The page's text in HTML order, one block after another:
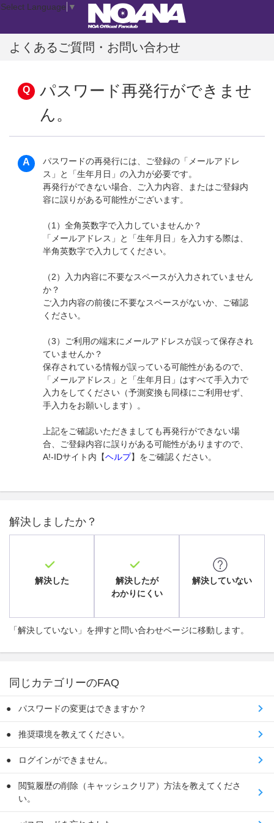
よくあるご質問・お問い合わせ
パスワード再発行ができませ
ん。
パスワードの再発行には、ご登録の「メールアドレ
ス」と「生年月日」の入力が必要です。
再発行ができない場合、ご入力内容、またはご登録内
容に誤りがある可能性がございます。
（1）全角英数字で入力していませんか？
「メールアドレス」と「生年月日」を入力する際は、
半角英数字で入力してください。
（2）入力内容に不要なスペースが入力されていません
か？
ご入力内容の前後に不要なスペースがないか、ご確認
ください。
（3）ご利用の端末にメールアドレスが誤って保存され
ていませんか？
保存されている情報が誤っている可能性があるので、
「メールアドレス」と「生年月日」はすべて手入力で
入力をしてください（予測変換も同様にご利用せず、
手入力をお願いします）。
上記をご確認いただきましても再発行ができない場
合、ご登録内容に誤りがある可能性がありますので、
A!-IDサイト内【ヘルプ】をご確認ください。
解決しましたか？
解決した
解決したが
わかりにくい
解決していない
「解決していない」を押すと問い合わせページに移動します。
同じカテゴリーのFAQ
パスワードの変更はできますか？
推奨環境を教えてください。
ログインができません。
閲覧履歴の削除（キャッシュクリア）方法を教えてくださ
い。
Select Language ▼